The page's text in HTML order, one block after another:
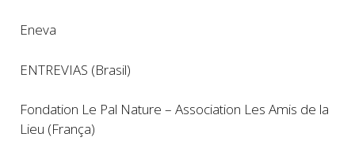
Eneva
ENTREVIAS (Brasil)
Fondation Le Pal Nature – Association Les Amis de la
Lieu (França)